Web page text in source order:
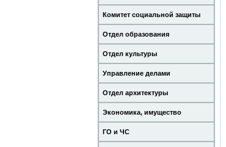
Комитет социальной защиты
Отдел образования
Отдел культуры
Управление делами
Отдел архитектуры
Экономика, имущество
ГО и ЧС